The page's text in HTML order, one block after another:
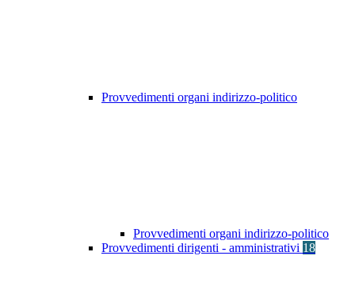
Provvedimenti organi indirizzo-politico
Provvedimenti organi indirizzo-politico
Provvedimenti dirigenti - amministrativi 18